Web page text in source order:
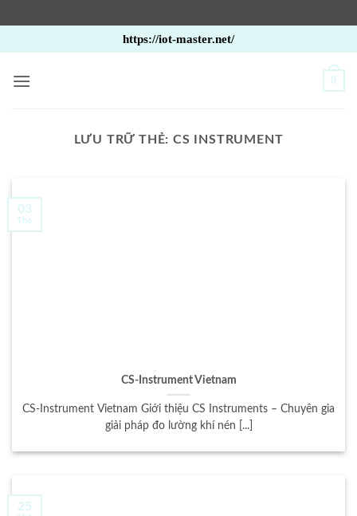
qua
nội
https://iot-master.net/
0
LƯU TRỮ THẺ: CS INSTRUMENT
CS-Instrument Vietnam
CS-Instrument Vietnam Giới thiệu CS Instruments – Chuyên gia
giải pháp đo lường khí nén [...]
03
Th6
25